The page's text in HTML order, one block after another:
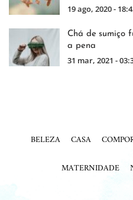
19 ago, 2020 -
Chá de sumiço
a pena
31 mar, 2021 -
BELEZA CASA
MATERNIDADE